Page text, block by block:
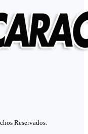
Reservados.